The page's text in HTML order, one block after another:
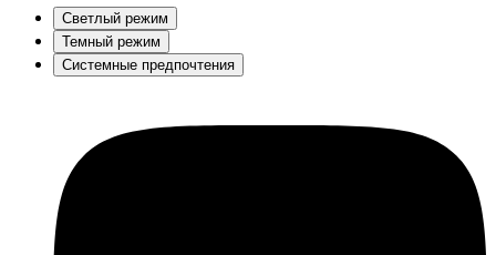
Светлый режим
Темный режим
Системные предпочтения